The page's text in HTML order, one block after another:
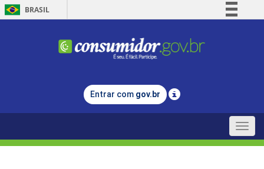
BRASIL
Comunica BR
Legislação
Entrar com gov.br
Toggle